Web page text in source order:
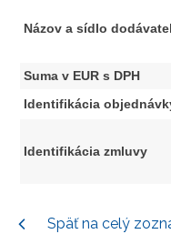
Názov a sídlo
Suma v EUR s DPH
Identifikácia
Identifikácia zmluvy
Späť na celý